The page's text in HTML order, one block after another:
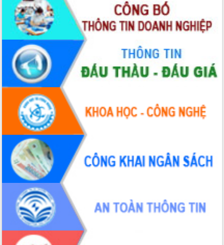
Đẩy mạnh cải cách hành chính, quyết
tâm đạt được mục tiêu tăng trưởng
hai con số trong năm 2026
Tổ chức trang trọng Lễ hội Đền thờ
Lương Văn Chánh năm 2026
Phó Bí thư Tỉnh ủy Đắk Lắk Đỗ Hữu
Huy giữ chức Bí thư Đảng ủy Ủy Ban
Nhân dân tỉnh
Bệnh án điện tử thúc đẩy chuyển đổi
số y tế tại Đắk Lắk
Chuyển đổi số thư viện: Mở rộng
không gian tri thức trong thời đại số
Đánh giá, rút kinh nghiệm công tác tổ
chức diễn tập trước ngày bầu cử
Chương trình “Gặp gỡ hữu nghị –
Friendship Meeting New Year 2026”
Bầu cử Quốc hội và HĐND: Cử tri Đắk
Lắk gửi gắm niềm tin, kỳ vọng vào lá
phiếu
Đắk Lắk sẵn sàng các điều kiện cho
Ngày hội bầu cử đại biểu Quốc hội
khóa XVI và HĐND các cấp nhiệm kỳ